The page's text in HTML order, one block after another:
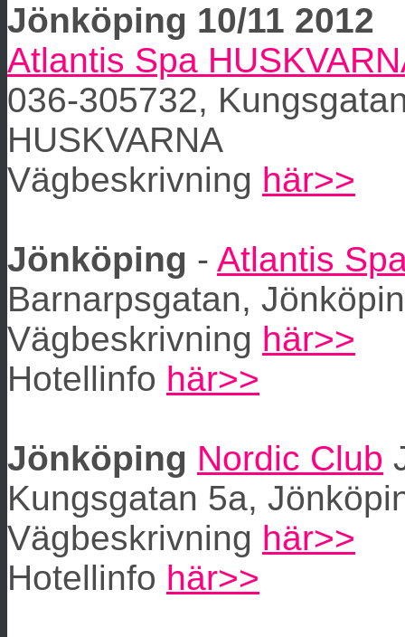
Jönköping 10/11 2012
Atlantis Spa
036-305732,
HUSKVARNA
Vägbeskrivning här>>
Jönköping - Atlantis
Barnarpsgatan,
Vägbeskrivning här>>
Hotellinfo här>>
Jönköping Nordic Club
Kungsgatan 5a,
Vägbeskrivning här>>
Hotellinfo här>>